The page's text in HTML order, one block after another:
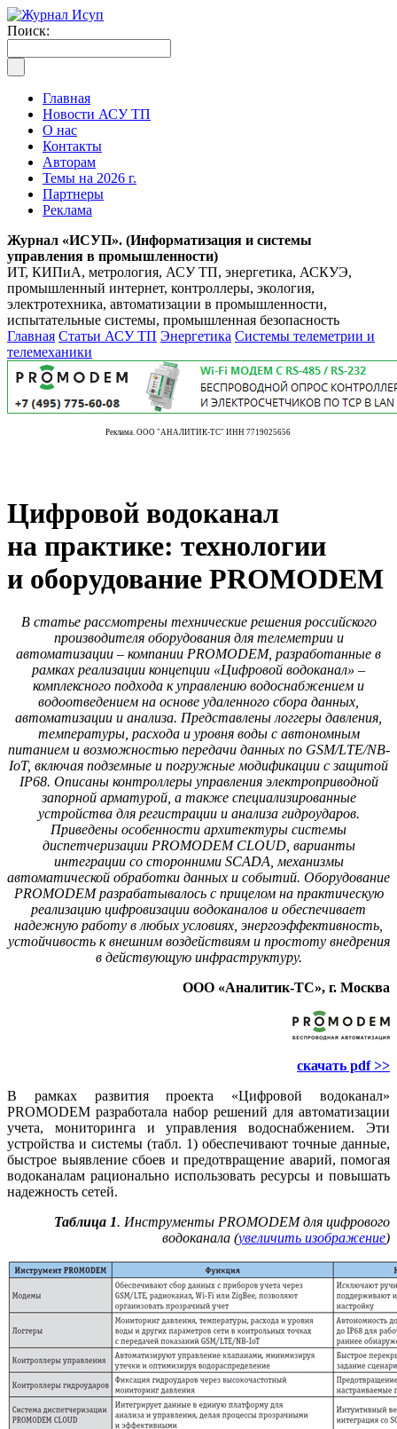
Поиск:
Главная
Новости АСУ ТП
О нас
Контакты
Авторам
Темы на 2026 г.
Партнеры
Реклама
Журнал «ИСУП». (Информатизация и системы
управления в промышленности)
ИТ, КИПиА, метрология, АСУ ТП, энергетика, АСКУЭ,
промышленный интернет, контроллеры, экология,
электротехника, автоматизации в промышленности,
испытательные системы, промышленная безопасность
Главная Статьи АСУ ТП Энергетика Системы телеметрии и
телемеханики
Реклама. ООО "АНАЛИТИК-ТС" ИНН 7719025656
Цифровой водоканал
на практике: технологии
и оборудование PROMODEM
В статье рассмотрены технические решения российского
производителя оборудования для телеметрии и
автоматизации – компании PROMODEM, разработанные в
рамках реализации концепции «Цифровой водоканал» –
комплексного подхода к управлению водоснабжением и
водоотведением на основе удаленного сбора данных,
автоматизации и анализа. Представлены логгеры давления,
температуры, расхода и уровня воды с автономным
питанием и возможностью передачи данных по GSM/LTE/NB-
IoT, включая подземные и погружные модификации с защитой
IP68. Описаны контроллеры управления электроприводной
запорной арматурой, а также специализированные
устройства для регистрации и анализа гидроударов.
Приведены особенности архитектуры системы
диспетчеризации PROMODEM CLOUD, варианты
интеграции со сторонними SCADA, механизмы
автоматической обработки данных и событий. Оборудование
PROMODEM разрабатывалось с прицелом на практическую
реализацию цифровизации водоканалов и обеспечивает
надежную работу в любых условиях, энергоэффективность,
устойчивость к внешним воздействиям и простоту внедрения
в действующую инфраструктуру.
ООО «Аналитик-ТС», г. Москва
скачать pdf >>
В рамках развития проекта «Цифровой водоканал»
PROMODEM разработала набор решений для автоматизации
учета, мониторинга и управления водоснабжением. Эти
устройства и системы (табл. 1) обеспечивают точные данные,
быстрое выявление сбоев и предотвращение аварий, помогая
водоканалам рационально использовать ресурсы и повышать
надежность сетей.
Таблица 1. Инструменты PROMODEM для цифрового
водоканала (увеличить изображение)